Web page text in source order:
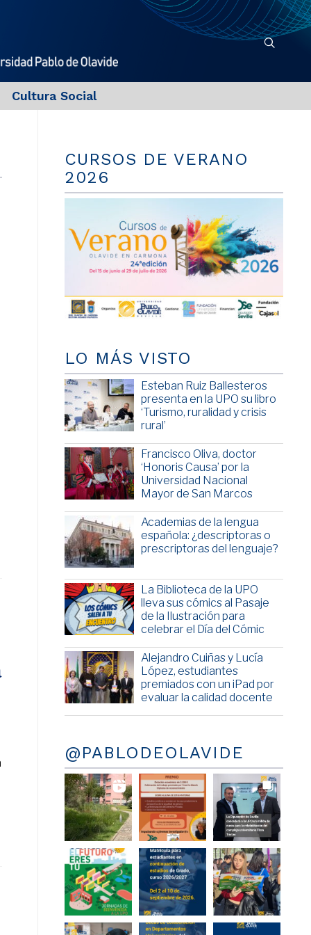
Cultura Social
CURSOS DE VERANO
2026
LO MÁS VISTO
Esteban Ruiz Ballesteros
presenta en la UPO su libro
‘Turismo, ruralidad y crisis
rural’
Francisco Oliva, doctor
‘Honoris Causa’ por la
Universidad Nacional
Mayor de San Marcos
Academias de la lengua
española: ¿descriptoras o
prescriptoras del lenguaje?
La Biblioteca de la UPO
lleva sus cómics al Pasaje
de la Ilustración para
celebrar el Día del Cómic
Alejandro Cuiñas y Lucía
López, estudiantes
premiados con un iPad por
evaluar la calidad docente
@PABLODEOLAVIDE